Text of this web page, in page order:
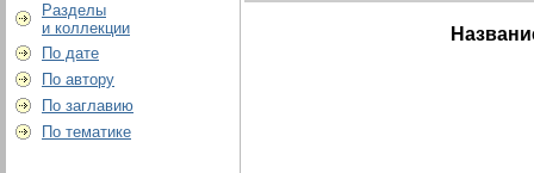
Разделы
и коллекции
По дате
По автору
По заглавию
По тематике